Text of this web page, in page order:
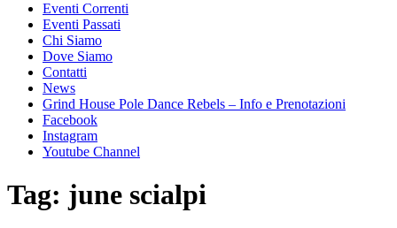
Eventi Correnti
Eventi Passati
Chi Siamo
Dove Siamo
Contatti
News
Grind House Pole Dance Rebels – Info e Prenotazioni
Facebook
Instagram
Youtube Channel
Tag: june scialpi